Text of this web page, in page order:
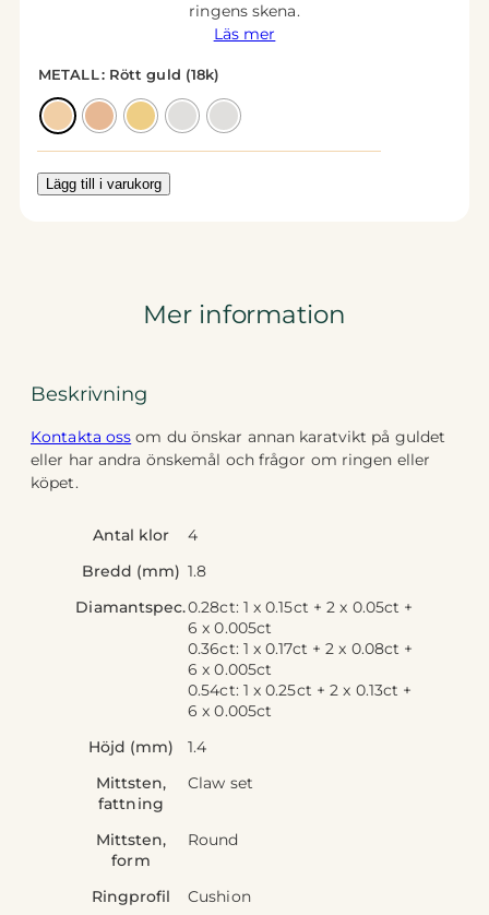
ringens skena.
Läs mer
METALL: Rött guld (18k)
Lägg till i varukorg
Mer information
Beskrivning
Kontakta oss om du önskar annan karatvikt på guldet
eller har andra önskemål och frågor om ringen eller
köpet.
Antal klor
4
Bredd (mm) 1.8
Diamantspec.0.28ct: 1 x 0.15ct + 2 x 0.05ct +
6 x 0.005ct
0.36ct: 1 x 0.17ct + 2 x 0.08ct +
6 x 0.005ct
0.54ct: 1 x 0.25ct + 2 x 0.13ct +
6 x 0.005ct
Höjd (mm)
1.4
Mittsten,
fattning
Claw set
Mittsten,
form
Round
Ringprofil
Cushion